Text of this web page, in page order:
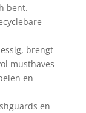
bent.
brengt
musthaves
en
en